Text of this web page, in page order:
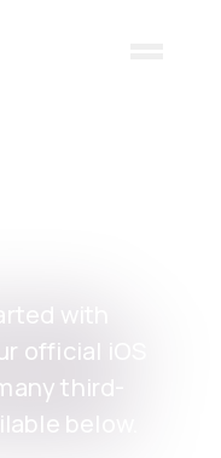
with
official iOS
third-
below.